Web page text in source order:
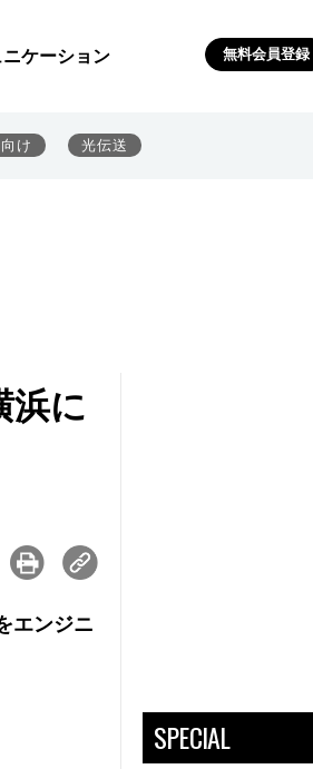
ケーション 無料会員登録
け 光伝送
浜に
エンジニ
SPECIAL